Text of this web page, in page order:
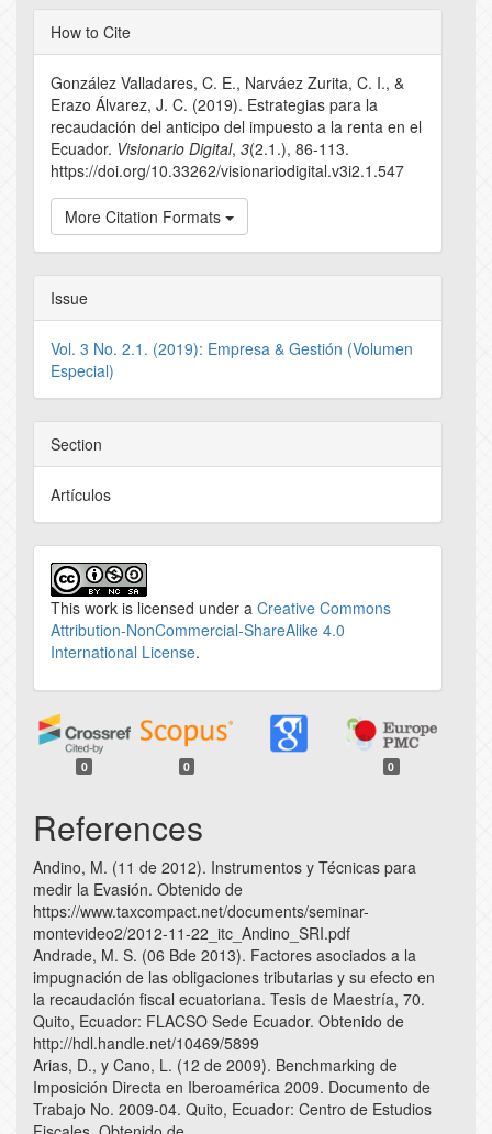
Article
Details
How to Cite
González Valladares, C. E., Narváez Zurita, C. I., &
Erazo Álvarez, J. C. (2019). Estrategias para la
recaudación del anticipo del impuesto a la renta en el
Ecuador. Visionario Digital, 3(2.1.), 86-113.
https://doi.org/10.33262/visionariodigital.v3i2.1.547
More Citation Formats
Issue
Vol. 3 No. 2.1. (2019): Empresa & Gestión (Volumen
Especial)
Section
Artículos
This work is licensed under a Creative Commons
Attribution-NonCommercial-ShareAlike 4.0
International License.
0 0 0
References
Andino, M. (11 de 2012). Instrumentos y Técnicas para
medir la Evasión. Obtenido de
https://www.taxcompact.net/documents/seminar-
montevideo2/2012-11-22_itc_Andino_SRI.pdf
Andrade, M. S. (06 Bde 2013). Factores asociados a la
impugnación de las obligaciones tributarias y su efecto en
la recaudación fiscal ecuatoriana. Tesis de Maestría, 70.
Quito, Ecuador: FLACSO Sede Ecuador. Obtenido de
http://hdl.handle.net/10469/5899
Arias, D., y Cano, L. (12 de 2009). Benchmarking de
Imposición Directa en Iberoamérica 2009. Documento de
Trabajo No. 2009-04. Quito, Ecuador: Centro de Estudios